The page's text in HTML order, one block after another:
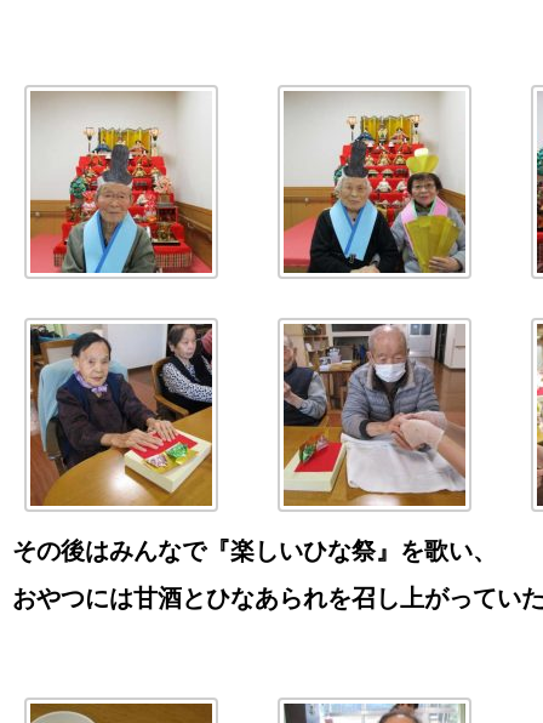
その後はみんなで『楽しいひな祭』を歌い、
おやつには甘酒とひなあられを召し上がってい